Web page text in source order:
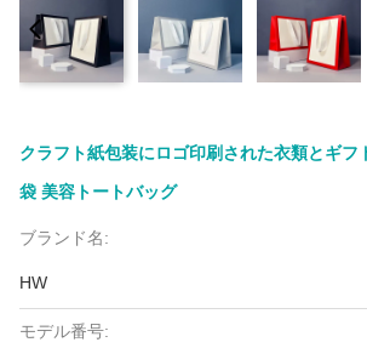
クラフト紙包装にロゴ印刷された衣類とギフ
袋 美容トートバッグ
ブランド名:
HW
モデル番号: